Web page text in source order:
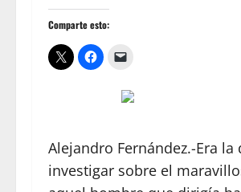
Comparte esto:
Alejandro Fernández.-Era
investigar sobre el